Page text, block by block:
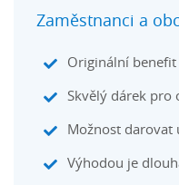
Zaměstnanci a
Originální benefit
Skvělý dárek pro
Možnost darovat
Výhodou je